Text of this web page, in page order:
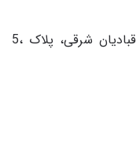
جردن، بالاتر از تقاطع میرداماد، کوچه قبادیان شرقی، پلاک ،5